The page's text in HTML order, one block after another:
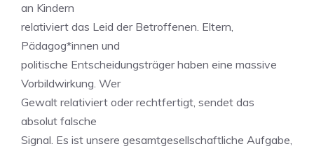
an Kindern
relativiert das Leid der Betroffenen. Eltern,
Pädagog*innen und
politische Entscheidungsträger haben eine massive
Vorbildwirkung. Wer
Gewalt relativiert oder rechtfertigt, sendet das
absolut falsche
Signal. Es ist unsere gesamtgesellschaftliche Aufgabe,